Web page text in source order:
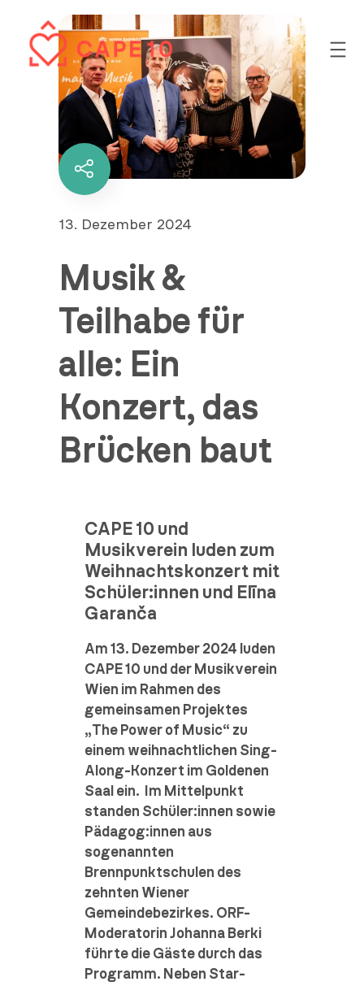
Inhalt
springen
Diesen
Inhalt
Veröffentlicht
13. Dezember 2024
Musik &
Teilhabe für
alle: Ein
Konzert, das
Brücken baut
CAPE 10 und
Musikverein luden zum
Weihnachtskonzert mit
Schüler:innen und Elīna
Garanča
Am 13. Dezember 2024 luden
CAPE 10 und der Musikverein
Wien im Rahmen des
gemeinsamen Projektes
„The Power of Music“ zu
einem weihnachtlichen Sing-
Along-Konzert im Goldenen
Saal ein. Im Mittelpunkt
standen Schüler:innen sowie
Pädagog:innen aus
sogenannten
Brennpunktschulen des
zehnten Wiener
Gemeindebezirkes. ORF-
Moderatorin Johanna Berki
führte die Gäste durch das
Programm. Neben Star-